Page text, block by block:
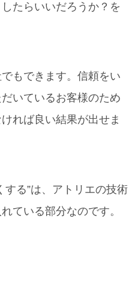
たらいいだろうか？を
もできます。信頼をい
いているお客様のため
れば良い結果が出せま
する”は、アトリエの技術
ている部分なのです。